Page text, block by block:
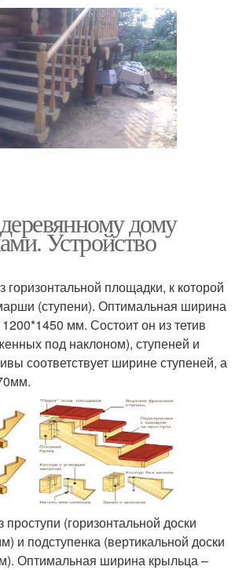
дому
Устройство
горизонтальной площадки, к которой
(ступени). Оптимальная ширина
мм. Состоит он из тетив
под наклоном), ступеней и
соответствует ширине ступеней, а
проступи (горизонтальной доски
и подступенка (вертикальной доски
Оптимальная ширина крыльца –